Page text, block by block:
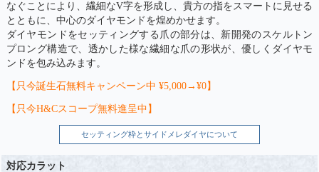
なぐことにより、繊細なV字を形成し、貴方の指をスマートに見せる
とともに、中心のダイヤモンドを煌めかせます。
ダイヤモンドをセッティングする爪の部分は、新開発のスケルトン
プロング構造で、透かした様な繊細な爪の形状が、優しくダイヤモ
ンドを包み込みます。
【只今誕生石無料キャンペーン中 ¥5,000→¥0】
【只今H&Cスコープ無料進呈中】
セッティング枠とサイドメレダイヤについて
対応カラット